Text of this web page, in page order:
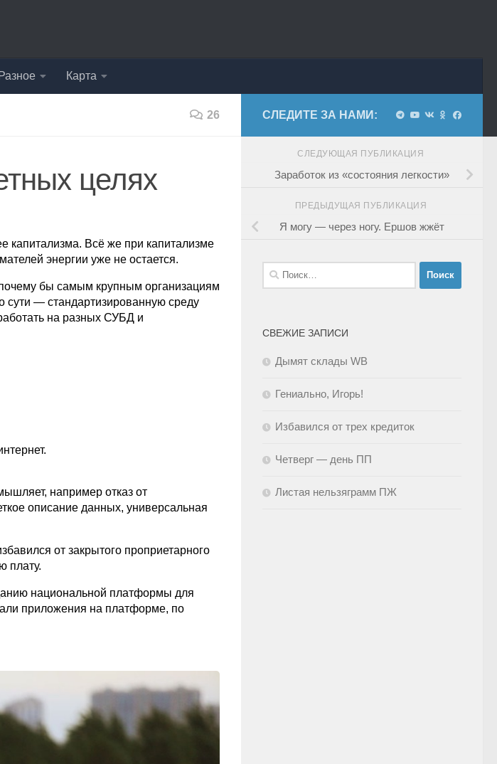
Разное Карта
26
целях
капитализма. Всё же при капитализме
энергии уже не остается.
бы самым крупным организациям
сути — стандартизированную среду
на разных СУБД и
например отказ от
описание данных, универсальная
от закрытого проприетарного
плату.
национальной платформы для
приложения на платформе, по
СЛЕДИТЕ ЗА НАМИ:
СЛЕДУЮЩАЯ ПУБЛИКАЦИЯ
Заработок из «состояния легкости»
ПРЕДЫДУЩАЯ ПУБЛИКАЦИЯ
Я могу — через ногу. Ершов жжёт
Найти:
СВЕЖИЕ ЗАПИСИ
Дымят склады WB
Гениально, Игорь!
Избавился от трех кредиток
Четверг — день ПП
Листая нельзяграмм ПЖ